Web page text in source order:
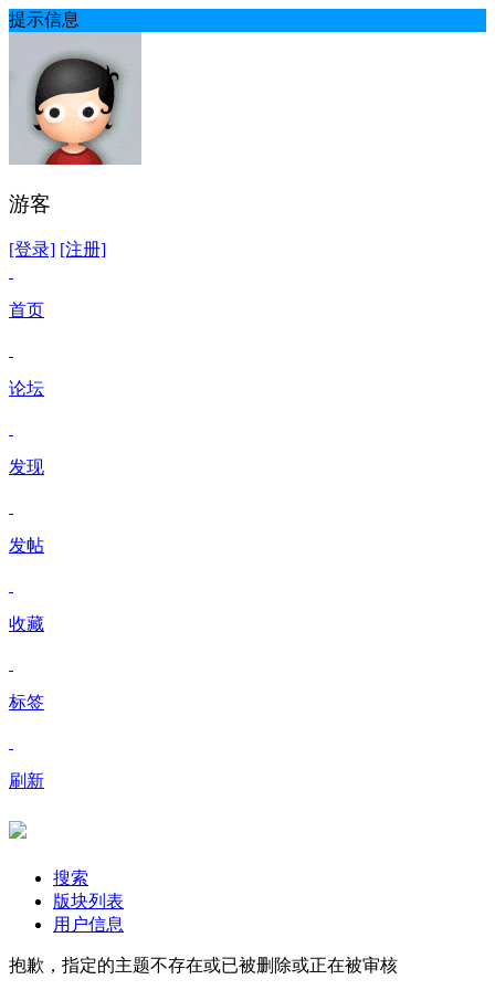
提示信息
游客
[登录] [注册]
首页
论坛
发现
发帖
收藏
标签
刷新
搜索
版块列表
用户信息
抱歉，指定的主题不存在或已被删除或正在被审核